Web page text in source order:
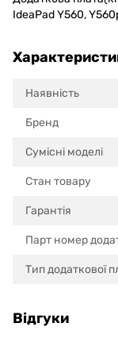
IdeaPad Y560,
Наявність
Бренд
Сумісні моделi
Стан товару
Гарантія
Парт номер
Тип додаткової
Відгуки